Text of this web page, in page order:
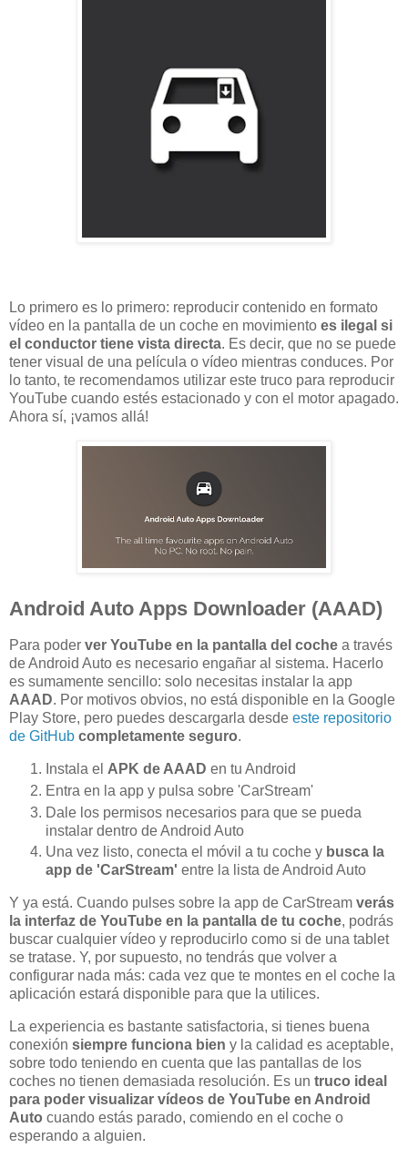
Lo primero es lo primero: reproducir contenido en formato
vídeo en la pantalla de un coche en movimiento es ilegal si
el conductor tiene vista directa. Es decir, que no se puede
tener visual de una película o vídeo mientras conduces. Por
lo tanto, te recomendamos utilizar este truco para reproducir
YouTube cuando estés estacionado y con el motor apagado.
Ahora sí, ¡vamos allá!
Android Auto Apps Downloader (AAAD)
Para poder ver YouTube en la pantalla del coche a través
de Android Auto es necesario engañar al sistema. Hacerlo
es sumamente sencillo: solo necesitas instalar la app
AAAD. Por motivos obvios, no está disponible en la Google
Play Store, pero puedes descargarla desde este repositorio
de GitHub completamente seguro.
Instala el APK de AAAD en tu Android
Entra en la app y pulsa sobre 'CarStream'
Dale los permisos necesarios para que se pueda
instalar dentro de Android Auto
Una vez listo, conecta el móvil a tu coche y busca la
app de 'CarStream' entre la lista de Android Auto
Y ya está. Cuando pulses sobre la app de CarStream verás
la interfaz de YouTube en la pantalla de tu coche, podrás
buscar cualquier vídeo y reproducirlo como si de una tablet
se tratase. Y, por supuesto, no tendrás que volver a
configurar nada más: cada vez que te montes en el coche la
aplicación estará disponible para que la utilices.
La experiencia es bastante satisfactoria, si tienes buena
conexión siempre funciona bien y la calidad es aceptable,
sobre todo teniendo en cuenta que las pantallas de los
coches no tienen demasiada resolución. Es un truco ideal
para poder visualizar vídeos de YouTube en Android
Auto cuando estás parado, comiendo en el coche o
esperando a alguien.